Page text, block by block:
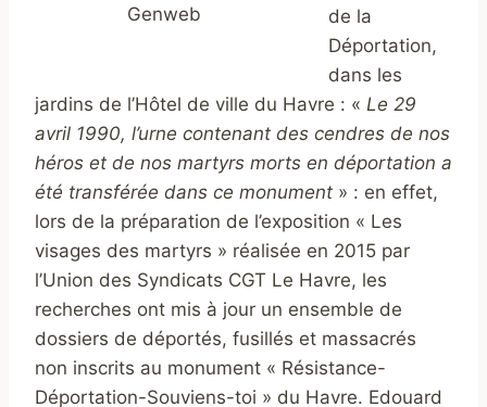
Genweb
de la
Déportation,
dans les
jardins de l’Hôtel de ville du Havre : « Le 29
avril 1990, l’urne contenant des cendres de nos
héros et de nos martyrs morts en déportation a
été transférée dans ce monument » : en effet,
lors de la préparation de l’exposition « Les
visages des martyrs » réalisée en 2015 par
l’Union des Syndicats CGT Le Havre, les
recherches ont mis à jour un ensemble de
dossiers de déportés, fusillés et massacrés
non inscrits au monument « Résistance-
Déportation-Souviens-toi » du Havre. Edouard